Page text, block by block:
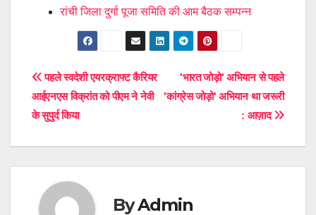
रांची जिला दुर्गा पूजा समिति की आम बैठक सम्पन्न
Post
navigation
'भारत जोड़ो' अभियान से पहले
'कांग्रेस जोड़ो' अभियान था जरूरी
: आज़ाद
पहले स्वदेशी एयरक्राफ्ट कैरियर
आईएनएस विक्रांत को पीएम ने नेवी
के सुपुर्द किया
ByAdmin